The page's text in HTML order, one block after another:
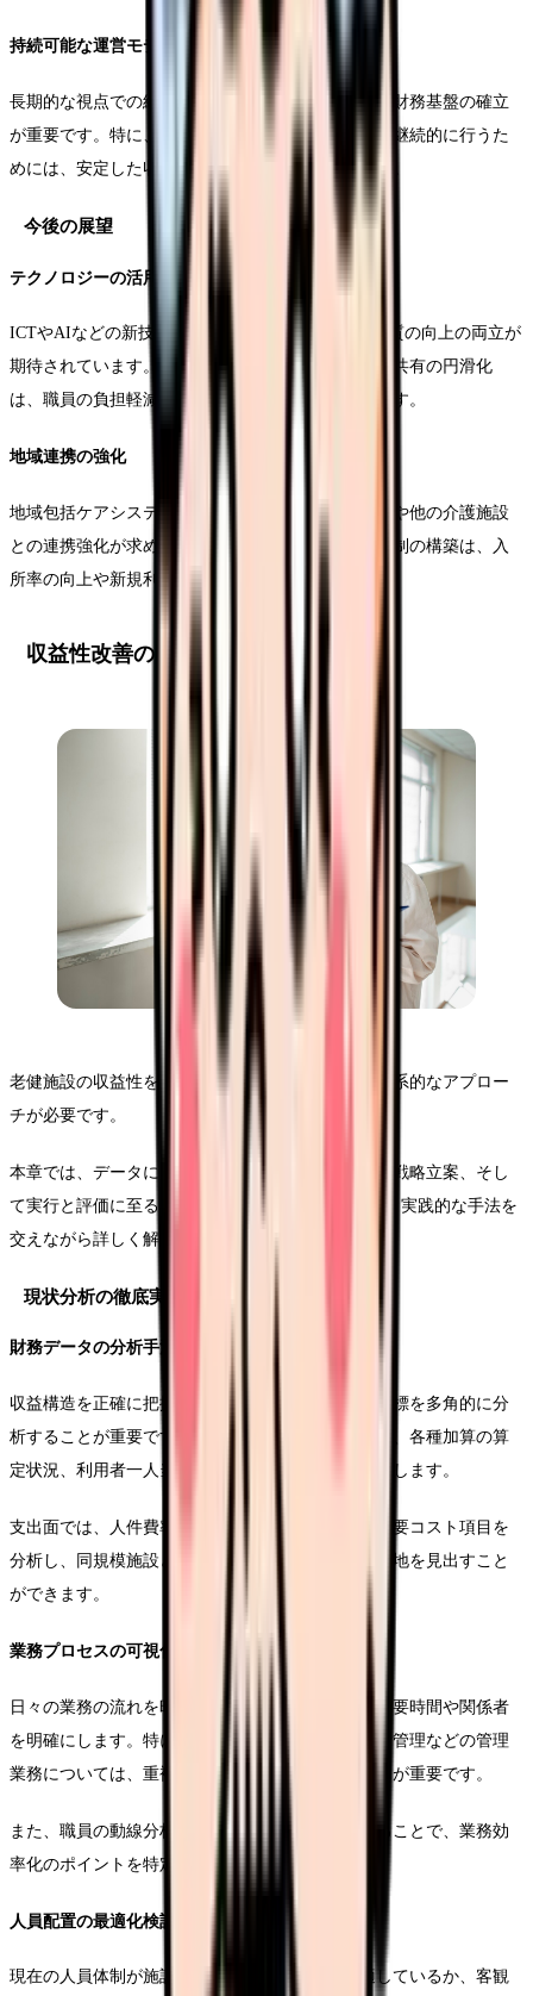
持続可能な運営モデルの確立
長期的な視点での経営戦略の策定と、それを支える財務基盤の確立
が重要です。特に、設備投資や人材育成への投資を継続的に行うた
めには、安定した収益構造の構築が必要となります。
今後の展望
テクノロジーの活用
ICTやAIなどの新技術の導入により、業務効率化と質の向上の両立が
期待されています。特に、記録業務の効率化や情報共有の円滑化
は、職員の負担軽減と収益性改善に大きく寄与します。
地域連携の強化
地域包括ケアシステムの中核施設として、医療機関や他の介護施設
との連携強化が求められています。効果的な連携体制の構築は、入
所率の向上や新規利用者の確保にもつながります。
収益性改善の5つのステップ
老健施設の収益性を効果的に改善するためには、体系的なアプロー
チが必要です。
本章では、データに基づく現状分析から、具体的な戦略立案、そし
て実行と評価に至るまでの5つのステップについて、実践的な手法を
交えながら詳しく解説します。
現状分析の徹底実施
財務データの分析手法
収益構造を正確に把握するためには、複数の財務指標を多角的に分
析することが重要です。収入面では、入所率の推移、各種加算の算
定状況、利用者一人当たりの単価などを詳細に確認します。
支出面では、人件費率、材料費率、経費率などの主要コスト項目を
分析し、同規模施設との比較を行うことで改善の余地を見出すこと
ができます。
業務プロセスの可視化
日々の業務の流れを時系列で整理し、各工程での所要時間や関係者
を明確にします。特に記録業務や申し送り、入退所管理などの管理
業務については、重複や無駄がないか精査することが重要です。
また、職員の動線分析やタイムスタディを実施することで、業務効
率化のポイントを特定することができます。
人員配置の最適化検証
現在の人員体制が施設の規模や利用者の状態に適しているか、客観